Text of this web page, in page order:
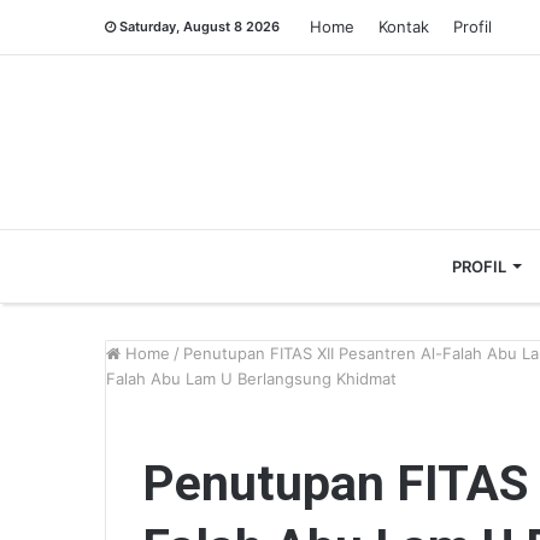
Saturday, August 8 2026 Home Kontak Profil
PROFIL
Home / Penutupan FITAS XII Pesantren Al-Falah Abu
Falah Abu Lam U Berlangsung Khidmat
Penutupan